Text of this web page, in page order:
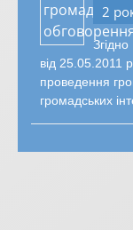
2
від 25.05.2011
проведення
громадських